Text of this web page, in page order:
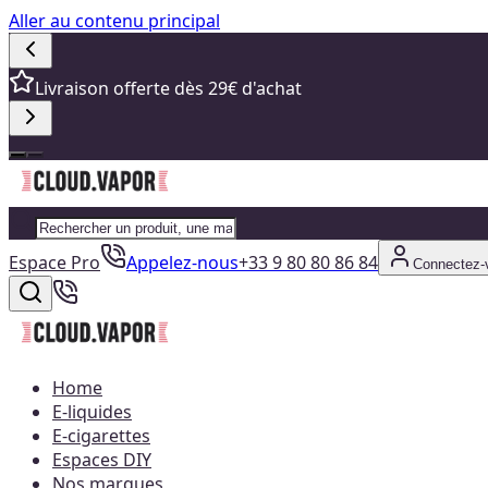
Aller au contenu principal
Livraison offerte dès 29€ d'achat
Espace Pro Appelez-nous+33 9 80 80 86 84 Connectez-
Home
E-liquides
E-cigarettes
Espaces DIY